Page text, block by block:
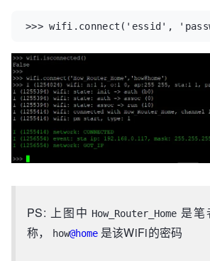
>>> wifi . connect ( 'essid' ,
PS: 上图中 How_Router_Home 是笔
称，
how@home 是该WiFi的密码